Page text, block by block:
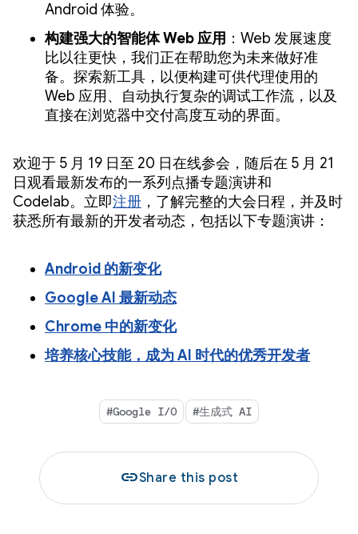
Android 体验。
构建强大的智能体 Web 应用 ：Web 发展速度
比以往更快，我们正在帮助您为未来做好准
备。探索新工具，以便构建可供代理使用的
Web 应用、自动执行复杂的调试工作流，以及
直接在浏览器中交付高度互动的界面。
欢迎于 5 月 19 日至 20 日在线参会，随后在 5 月 21
日观看最新发布的一系列点播专题演讲和
Codelab。立即注册 ，了解完整的大会日程，并及时
获悉所有最新的开发者动态，包括以下专题演讲：
Android 的新变化
Google AI 最新动态
Chrome 中的新变化
培养核心技能，成为 AI 时代的优秀开发者
#Google I/O #生成式 AI
linkShare this post